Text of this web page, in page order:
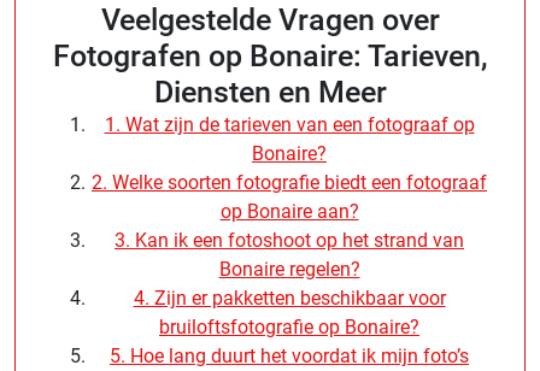
Veelgestelde Vragen over
Fotografen op Bonaire: Tarieven,
Diensten en Meer
1. Wat zijn de tarieven van een fotograaf op
Bonaire?
2. Welke soorten fotografie biedt een fotograaf
op Bonaire aan?
3. Kan ik een fotoshoot op het strand van
Bonaire regelen?
4. Zijn er pakketten beschikbaar voor
bruiloftsfotografie op Bonaire?
5. Hoe lang duurt het voordat ik mijn foto’s